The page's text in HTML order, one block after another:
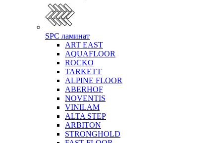
SPC ламинат
ART EAST
AQUAFLOOR
ROCKO
TARKETT
ALPINE FLOOR
ABERHOF
NOVENTIS
VINILAM
ALTA STEP
ARBITON
STRONGHOLD